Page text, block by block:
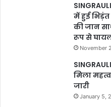
में हुई
की जान
रूप से
November
मिला
जारी
January 5,